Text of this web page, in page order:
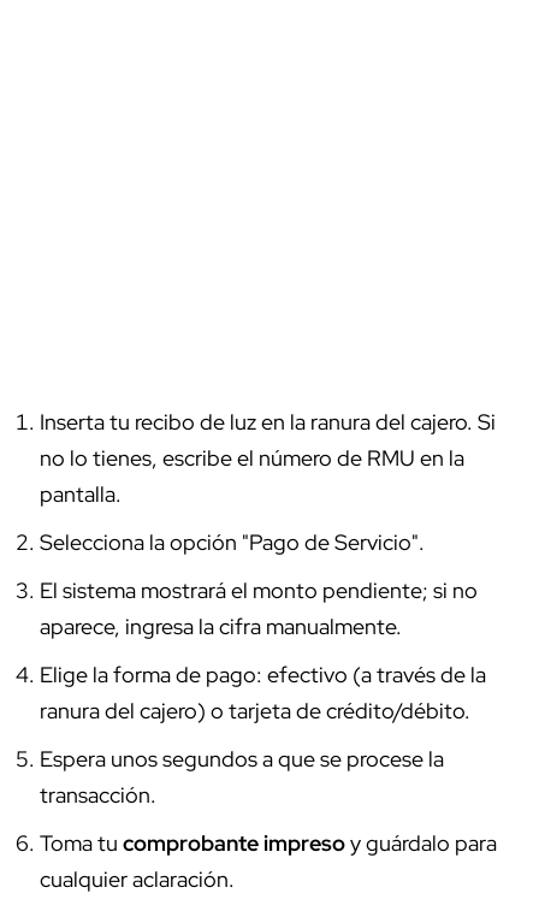
Inserta tu recibo de luz en la ranura del cajero. Si
no lo tienes, escribe el número de RMU en la
pantalla.
Selecciona la opción "Pago de Servicio".
El sistema mostrará el monto pendiente; si no
aparece, ingresa la cifra manualmente.
Elige la forma de pago: efectivo (a través de la
ranura del cajero) o tarjeta de crédito/débito.
Espera unos segundos a que se procese la
transacción.
Toma tu comprobante impresoy guárdalo para
cualquier aclaración.